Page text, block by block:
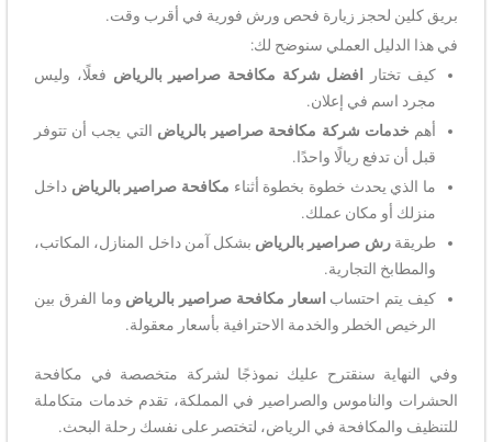
بريق كلين لحجز زيارة فحص ورش فورية في أقرب وقت.
في هذا الدليل العملي سنوضح لك:
كيف تختار
افضل شركة مكافحة صراصير بالرياضفعلًا، وليس
مجرد اسم في إعلان.
أهم خدمات شركة مكافحة صراصير بالرياضالتي يجب أن تتوفر
قبل أن تدفع ريالًا واحدًا.
ما الذي يحدث خطوة بخطوة أثناء مكافحة صراصير بالرياضداخل
منزلك أو مكان عملك.
طريقة رش صراصير بالرياضبشكل آمن داخل المنازل، المكاتب،
والمطابخ التجارية.
كيف يتم احتساب اسعار مكافحة صراصير بالرياضوما الفرق بين
الرخيص الخطر والخدمة الاحترافية بأسعار معقولة.
وفي النهاية سنقترح عليك نموذجًا لشركة متخصصة في مكافحة
الحشرات والناموس والصراصير في المملكة، تقدم خدمات متكاملة
للتنظيف والمكافحة في الرياض، لتختصر على نفسك رحلة البحث.